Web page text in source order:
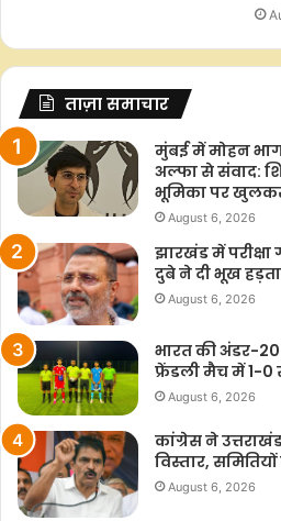
ताज़ा समाचार
मुंबई में मोहन
अल्फा से संवाद:
भूमिका पर खुलकर
August 6, 2026
झारखंड में
दुबे ने दी भूख
August 6, 2026
भारत की अंडर-
फ्रेंडली मैच में 1-0
August 6, 2026
कांग्रेस ने
विस्तार,
August 6, 2026